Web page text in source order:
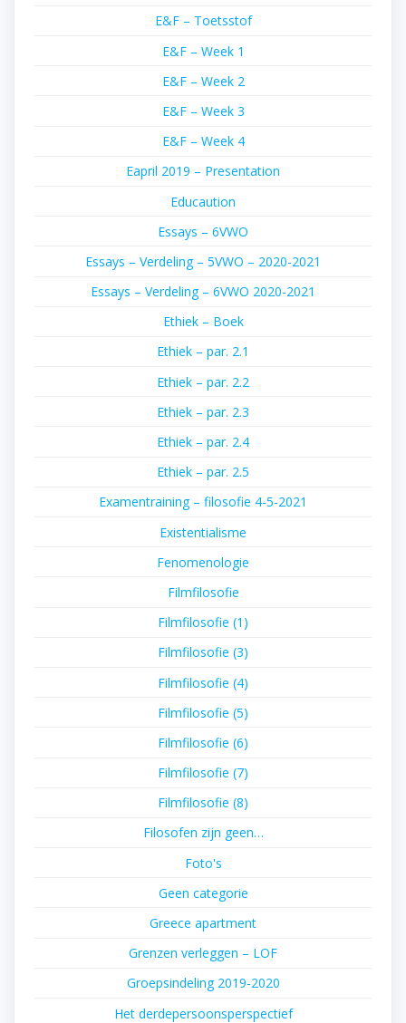
E&F – Toetsstof
E&F – Week 1
E&F – Week 2
E&F – Week 3
E&F – Week 4
Eapril 2019 – Presentation
Educaution
Essays – 6VWO
Essays – Verdeling – 5VWO – 2020-2021
Essays – Verdeling – 6VWO 2020-2021
Ethiek – Boek
Ethiek – par. 2.1
Ethiek – par. 2.2
Ethiek – par. 2.3
Ethiek – par. 2.4
Ethiek – par. 2.5
Examentraining – filosofie 4-5-2021
Existentialisme
Fenomenologie
Filmfilosofie
Filmfilosofie (1)
Filmfilosofie (3)
Filmfilosofie (4)
Filmfilosofie (5)
Filmfilosofie (6)
Filmfilosofie (7)
Filmfilosofie (8)
Filosofen zijn geen…
Foto's
Geen categorie
Greece apartment
Grenzen verleggen – LOF
Groepsindeling 2019-2020
Het derdepersoonsperspectief